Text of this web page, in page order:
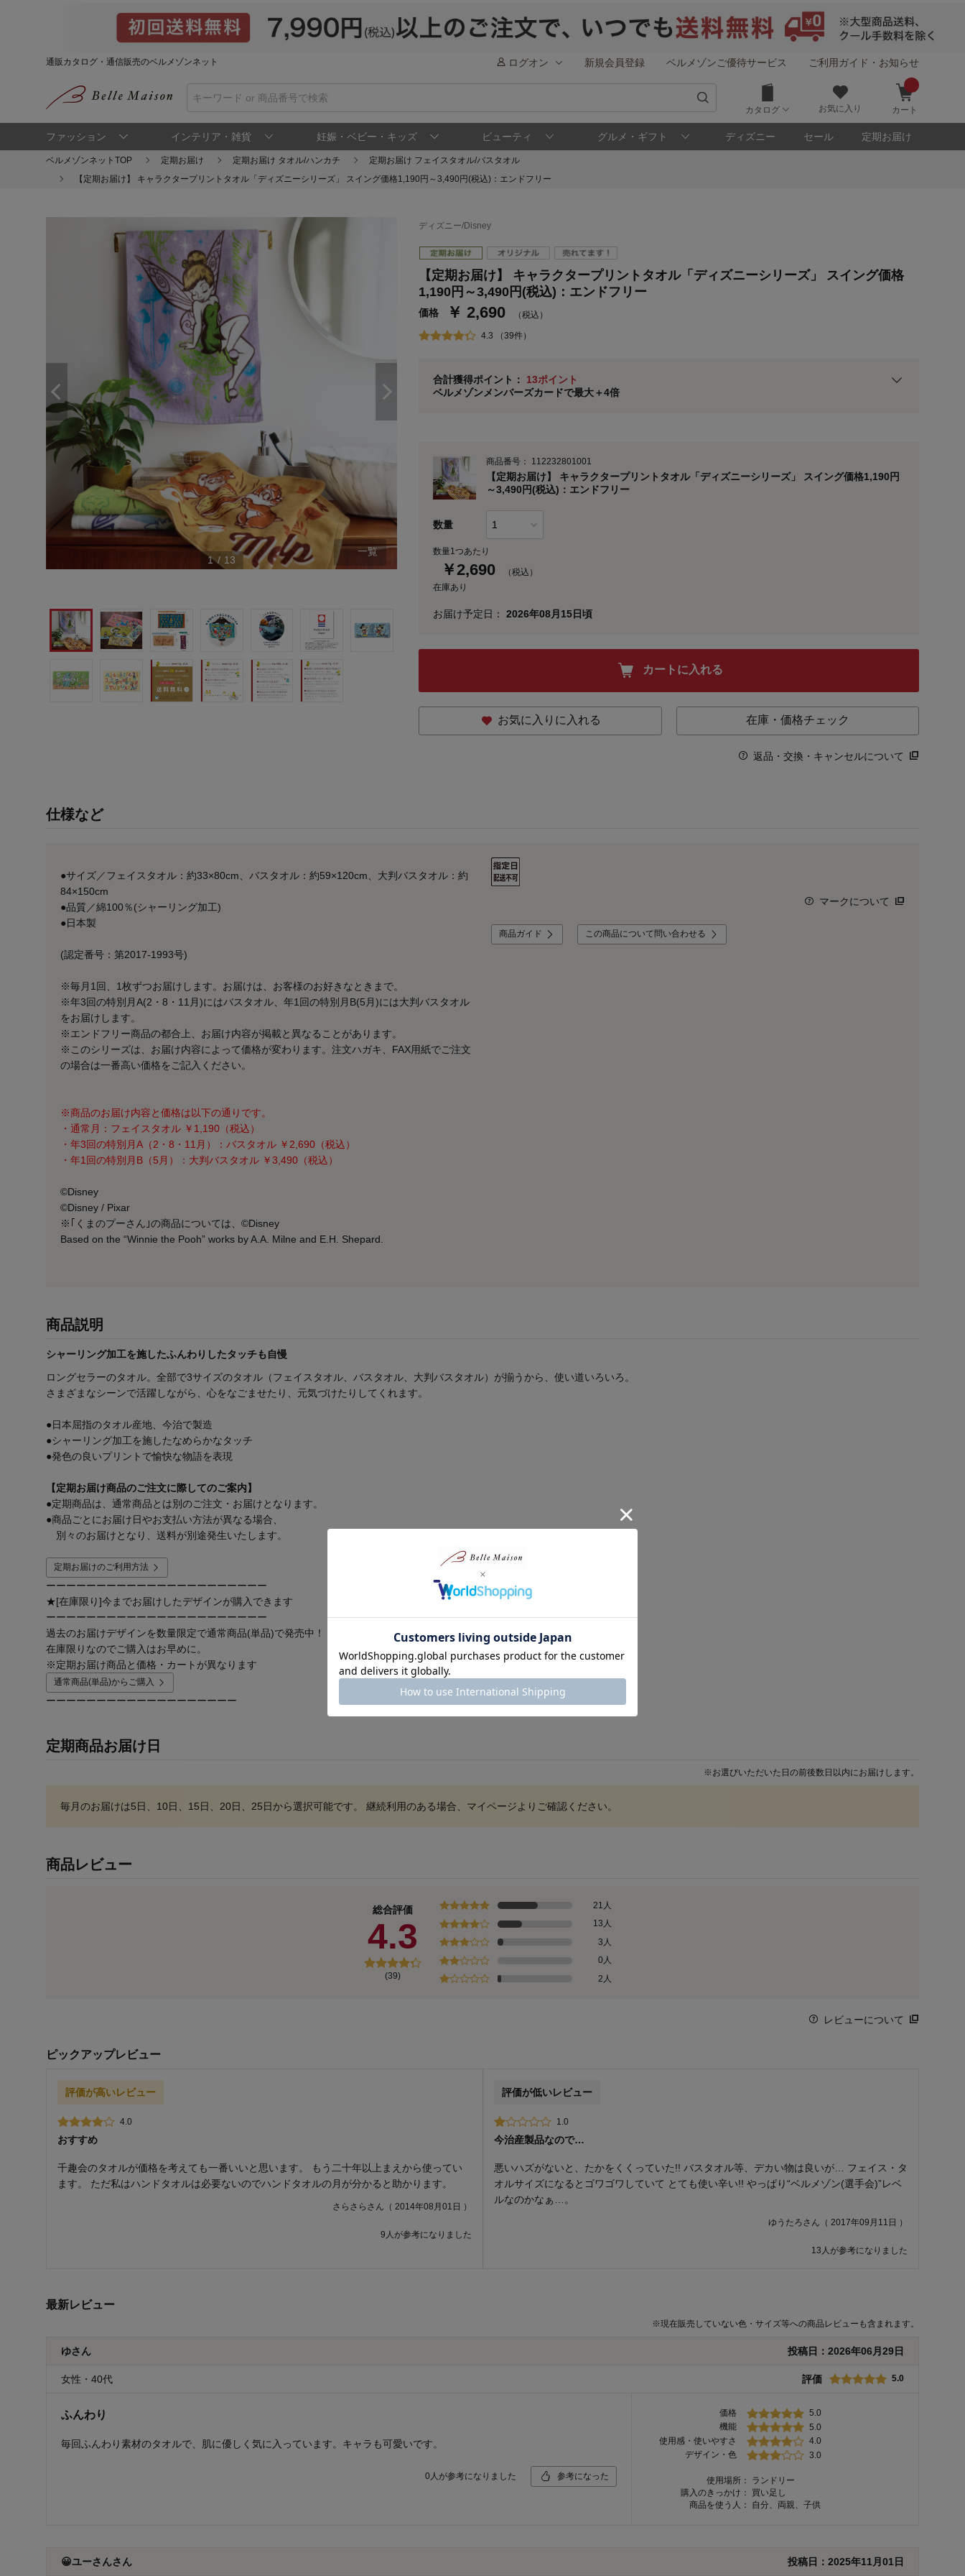
通販カタログ・通信販売のベルメゾンネット ログオン 新規会員登録 ベルメゾンご優待サービス ご利用ガイド・お知らせ
カタログ お気に入り カート
ファッション インテリア・雑貨 妊娠・ベビー・キッズ ビューティ グルメ・ギフト ディズニー セール 定期お届け
ベルメゾンネットTOP 定期お届け 定期お届け タオル/ハンカチ
定期お届け フェイスタオル/バスタオル
【定期お届け】 キャラクタープリントタオル「ディズニーシリーズ」 スイング価格1,190円～3,490円(税込)：エンドフリー
1 / 13
一覧
ディズニー/Disney
【定期お届け】 キャラクタープリントタオル「ディズニーシリーズ」 スイング価格
1,190円～3,490円(税込)：エンドフリー
価格 ￥ 2,690 （税込）
4.3 （39件）
合計獲得ポイント： 13ポイント
ベルメゾンメンバーズカードで最大＋4倍
ステージが上がれば送料無料・返品引取無料！
さらにポイント還元最大16倍！
ベルメゾンご優待サービスについて
通常商品送料無料 返品引取無料（JCBのみ）
※メンバーズカードの加算ポイントはステージ倍率適用前の基本ポイントに対して適用されます。
商品番号： 112232801001
【定期お届け】 キャラクタープリントタオル「ディズニーシリーズ」 スイング価格1,190円
～3,490円(税込)：エンドフリー
数量
数量1つあたり
￥2,690
（税込）
在庫あり
お届け予定日： 2026年08月15日頃
カートに入れる
お気に入りに入れる 在庫・価格チェック
返品・交換・キャンセルについて
仕様など
●サイズ／フェイスタオル：約33×80cm、バスタオル：約59×120cm、大判バスタオル：約
84×150cm
●品質／綿100％(シャーリング加工)
●日本製
(認定番号：第2017-1993号)
※毎月1回、1枚ずつお届けします。お届けは、お客様のお好きなときまで。
※年3回の特別月A(2・8・11月)にはバスタオル、年1回の特別月B(5月)には大判バスタオル
をお届けします。
※エンドフリー商品の都合上、お届け内容が掲載と異なることがあります。
※このシリーズは、お届け内容によって価格が変わります。注文ハガキ、FAX用紙でご注文
の場合は一番高い価格をご記入ください。
※商品のお届け内容と価格は以下の通りです。
・通常月：フェイスタオル ￥1,190（税込）
・年3回の特別月A（2・8・11月）：バスタオル ￥2,690（税込）
・年1回の特別月B（5月）：大判バスタオル ￥3,490（税込）
©Disney
©Disney / Pixar
※｢くまのプーさん｣の商品については、©Disney
Based on the “Winnie the Pooh” works by A.A. Milne and E.H. Shepard.
マークについて
商品ガイド この商品について問い合わせる
商品説明
シャーリング加工を施したふんわりしたタッチも自慢
ロングセラーのタオル。全部で3サイズのタオル（フェイスタオル、バスタオル、大判バスタオル）が揃うから、使い道いろいろ。
さまざまなシーンで活躍しながら、心をなごませたり、元気づけたりしてくれます。
●日本屈指のタオル産地、今治で製造
●シャーリング加工を施したなめらかなタッチ
●発色の良いプリントで愉快な物語を表現
【定期お届け商品のご注文に際してのご案内】
●定期商品は、通常商品とは別のご注文・お届けとなります。
●商品ごとにお届け日やお支払い方法が異なる場合、
別々のお届けとなり、送料が別途発生いたします。
定期お届けのご利用方法
ーーーーーーーーーーーーーーーーーーーーーー
★[在庫限り]今までお届けしたデザインが購入できます
ーーーーーーーーーーーーーーーーーーーーーー
過去のお届けデザインを数量限定で通常商品(単品)で発売中！
在庫限りなのでご購入はお早めに。
※定期お届け商品と価格・カートが異なります
通常商品(単品)からご購入
ーーーーーーーーーーーーーーーーーーー
定期商品お届け日
※ お選びいただいた日の前後数日以内にお届けします。
毎月のお届けは5日、10日、15日、20日、25日から選択可能です。 継続利用のある場合、マイページよりご確認ください。
商品レビュー
総合評価
4.3
(39)
21人
13人
3人
0人
2人
レビューについて
ピックアップレビュー
評価が高いレビュー
4.0
おすすめ
千趣会のタオルが価格を考えても一番いいと思います。 もう二十年以上まえから使ってい
ます。 ただ私はハンドタオルは必要ないのでハンドタオルの月が分かると助かります。
さらさらさん（ 2014年08月01日 ）
9人が参考になりました
評価が低いレビュー
1.0
今治産製品なので…
悪いハズがないと、たかをくくっていた!! バスタオル等、デカい物は良いが… フェイス・タ
オルサイズになるとゴワゴワしていて とても使い辛い!! やっぱり“ベルメゾン(選手会)”レベ
ルなのかなぁ…。
ゆうたろさん（ 2017年09月11日 ）
13人が参考になりました
最新レビュー
※現在販売していない色・サイズ等への商品レビューも含まれます。
ゆさん 投稿日： 2026年06月29日
女性・40代 評価 5.0
ふんわり
毎回ふんわり素材のタオルで、肌に優しく気に入っています。キャラも可愛いです。
0 人が参考になりました 参考になった
価格
5.0
機能
5.0
使用感・使いやすさ
4.0
デザイン・色
3.0
使用場所：
ランドリー
購入のきっかけ：
買い足し
商品を使う人：
自分、両親、子供
😀ユーさんさん 投稿日： 2025年11月01日